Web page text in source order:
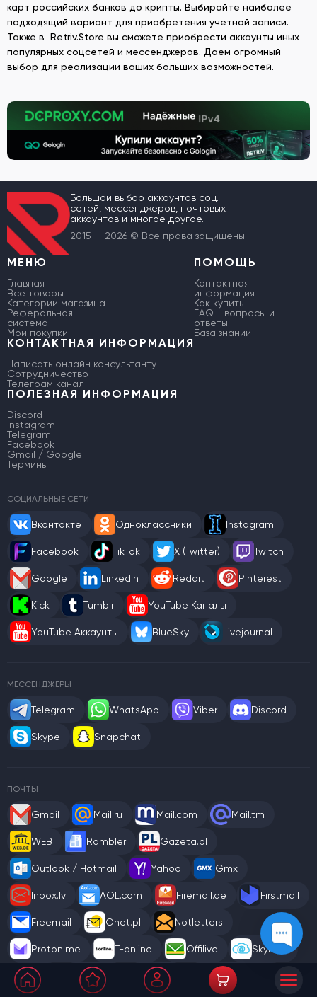
карт российских банков до крипты. Выбирайте наиболее
подходящий вариант для приобретения учетной записи.
Также в Retriv.Store вы сможете приобрести аккаунты иных
популярных соцсетей и мессенджеров. Даем огромный
выбор для реализации ваших больших возможностей.
Большой выбор аккаунтов соц.
сетей, мессенджеров, почтовых
аккаунтов и многое другое.
2015 — 2026 © Все права защищены
МЕНЮ
Главная
Все товары
Категории магазина
Реферальная
система
Мои покупки
ПОМОЩЬ
Контактная
информация
Как купить
FAQ - вопросы и
ответы
База знаний
КОНТАКТНАЯ ИНФОРМАЦИЯ
Написать онлайн консультанту
Сотрудничество
Телеграм канал
ПОЛЕЗНАЯ ИНФОРМАЦИЯ
Discord
Instagram
Telegram
Facebook
Gmail / Google
Термины
СОЦИАЛЬНЫЕ СЕТИ
Вконтакте Одноклассники Instagram
Facebook TikTok X (Twitter) Twitch
Google LinkedIn Reddit Pinterest
Kick Tumblr YouTube Каналы
YouTube Аккаунты BlueSky Livejournal
МЕССЕНДЖЕРЫ
Telegram WhatsApp Viber Discord
Skype Snapchat
ПОЧТЫ
Gmail Mail.ru Mail.com Mail.tm
WEB Rambler Gazeta.pl
Outlook / Hotmail Yahoo Gmx
Inbox.lv AOL.com Firemail.de Firstmail
Freemail Onet.pl Notletters
Proton.me T-online Offilive Skymail
Tuta Emailn INT.PL Разные почты